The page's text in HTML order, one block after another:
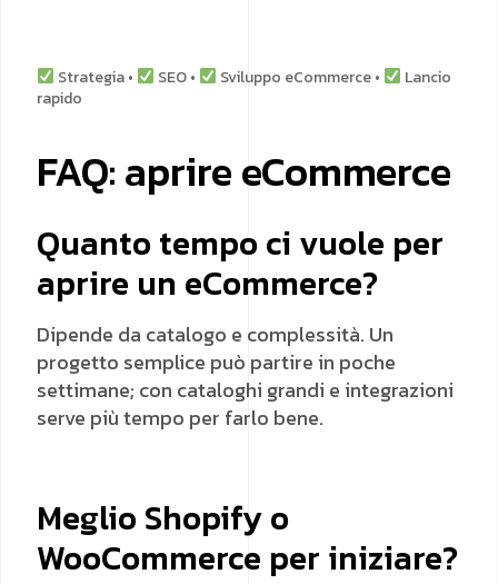
Strategia • SEO • Sviluppo eCommerce •
Lancio
rapido
FAQ: aprire eCommerce
Quanto tempo ci vuole per
aprire un eCommerce?
Dipende da catalogo e complessità. Un
progetto semplice può partire in poche
settimane; con cataloghi grandi e integrazioni
serve più tempo per farlo bene.
Meglio Shopify o
WooCommerce per iniziare?